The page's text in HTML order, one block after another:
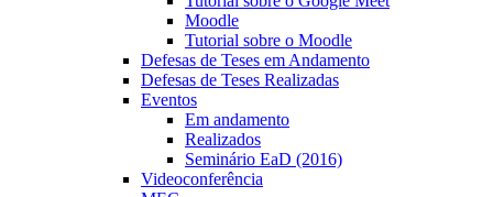
Moodle
Tutorial sobre o Moodle
Defesas de Teses em Andamento
Defesas de Teses Realizadas
Eventos
Em andamento
Realizados
Seminário EaD (2016)
Videoconferência